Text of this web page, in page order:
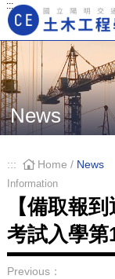
:::
Main Navigation
News
::: Home / News
Information
【備取報
考試入學第
Previous：